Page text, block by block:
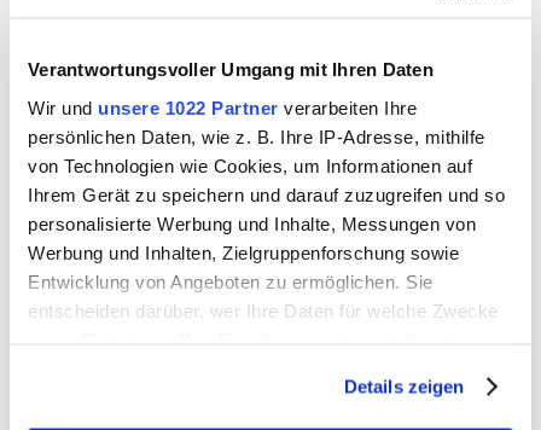
Verantwortungsvoller Umgang mit Ihren Daten
Wir und unsere 1022 Partner verarbeiten Ihre
persönlichen Daten, wie z. B. Ihre IP-Adresse, mithilfe
von Technologien wie Cookies, um Informationen auf
Ihrem Gerät zu speichern und darauf zuzugreifen und so
personalisierte Werbung und Inhalte, Messungen von
Werbung und Inhalten, Zielgruppenforschung sowie
Entwicklung von Angeboten zu ermöglichen. Sie
entscheiden darüber, wer Ihre Daten für welche Zwecke
Trigger Symbol ändern oder widerrufen
Details zeigen
Abwasserwerk. Außerdem pflege ich
z. B. unser internes
Zeiterfassungssystem.
Was finde ich besonders gut an den
Stadtwerken?
Ich erhalte tagtäglich spannende
Einblicke in viele wichtige Bereiche
des Lebens (Strom, Wärme, Abwasser,